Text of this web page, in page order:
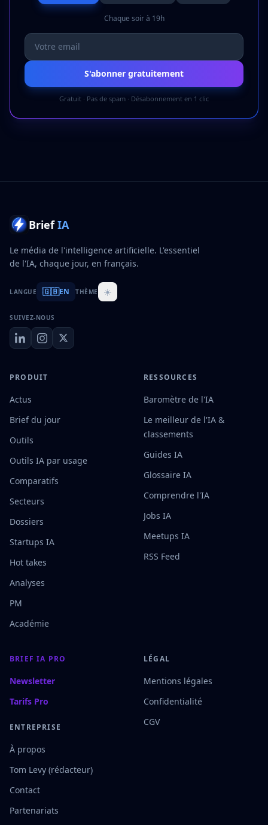
Chaque soir à 19h
S'abonner gratuitement
Gratuit · Pas de spam · Désabonnement en 1 clic
Brief IA
Le média de l'intelligence artificielle. L'essentiel
de l'IA, chaque jour, en français.
LANGUE 🇬🇧EN THÈME ☀️
SUIVEZ-NOUS
PRODUIT
Actus
Brief du jour
Outils
Outils IA par usage
Comparatifs
Secteurs
Dossiers
Startups IA
Hot takes
Analyses
PM
Académie
RESSOURCES
Baromètre de l'IA
Le meilleur de l'IA &
classements
Guides IA
Glossaire IA
Comprendre l'IA
Jobs IA
Meetups IA
RSS Feed
BRIEF IA PRO
Newsletter
Tarifs Pro
ENTREPRISE
À propos
Tom Levy (rédacteur)
Contact
Partenariats
LÉGAL
Mentions légales
Confidentialité
CGV